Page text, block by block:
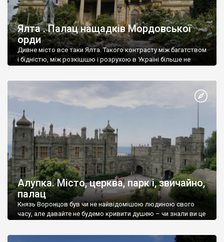
Ялта . Палац нащадків Мордовської
орди
Дивне місто все таки Ялта. Такого контрасту між багатством
і бідністю, між розкішшю і розрухою в Україні більше не
Алупка. Місто, церква, парк і, звичайно,
палац
Князь Воронцов був чи не найвідомішою людиною свого
часу, але давайте не будемо кривити душею – чи знали ви це